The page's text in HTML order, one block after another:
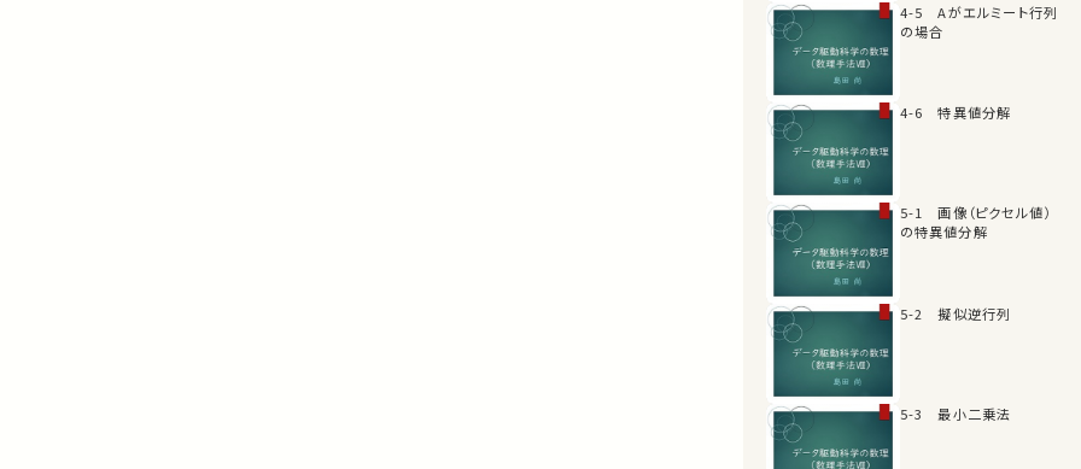
4-5 Aがエルミート行列
の場合
4-6 特異値分解
5-1 画像（ピクセル値）
の特異値分解
5-2 擬似逆行列
5-3 最小二乗法